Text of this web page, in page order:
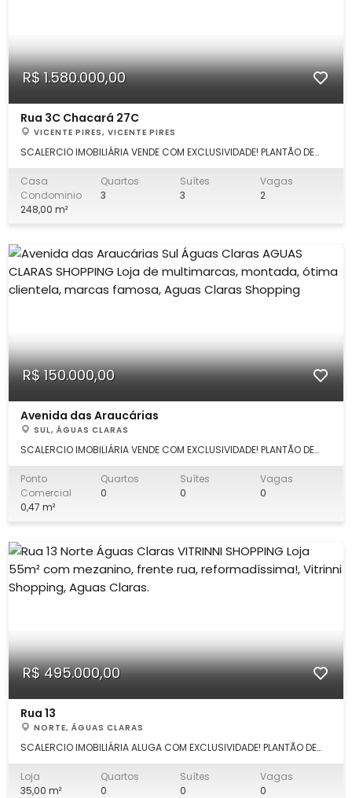
R$ 1.580.000,00
Rua 3C Chacará 27C
VICENTE PIRES, VICENTE PIRES
SCALERCIO IMOBILIÁRIA VENDE COM EXCLUSIVIDADE! PLANTÃO DE
3526-1006. Belíssima casa condomínio, 248m², térrea, 3 suítes,
com as seguintes características: DETALHES: Casa nova com
finíssimo acabamento
Casa
Condominio
248,00 m²
Quartos
3
Suítes
3
Vagas
2
R$ 150.000,00
Avenida das Araucárias
SUL, ÁGUAS CLARAS
SCALERCIO IMOBILIÁRIA VENDE COM EXCLUSIVIDADE! PLANTÃO DE
3553.0000 Ponto comercial, loja multimarcas com as seguintes
características: DETALHES: loja com mezanino toda montada
com fino acabamento, r
Ponto
Comercial
0,47 m²
Quartos
0
Suítes
0
Vagas
0
R$ 495.000,00
Rua 13
NORTE, ÁGUAS CLARAS
SCALERCIO IMOBILIÁRIA ALUGA COM EXCLUSIVIDADE! PLANTÃO DE
3553.0000. Excelente loja 35 m² + mezanino 20m² totalizando
55m², reformada com projeto de arquiteto, porcelanato,
Loja
35,00 m²
Quartos
0
Suítes
0
Vagas
0